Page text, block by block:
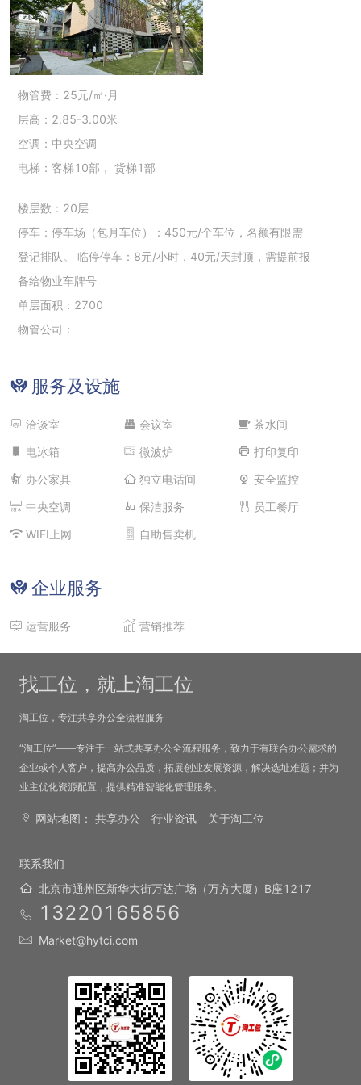
物管费：25元/㎡·月
层高：2.85-3.00米
空调：中央空调
电梯：客梯10部， 货梯1部
楼层数：20层
停车：停车场（包月车位）：450元/个车位，名额有限需
登记排队。 临停停车：8元/小时，40元/天封顶，需提前报
备给物业车牌号
单层面积：2700
物管公司：
服务及设施
洽谈室 会议室
茶水间
电冰箱
微波炉
打印复印
办公家具
独立电话间
安全监控
中央空调
保洁服务
员工餐厅
WIFI上网
自助售卖机
企业服务
运营服务 营销推荐
找工位，就上淘工位
淘工位，专注共享办公全流程服务
“淘工位”——专注于一站式共享办公全流程服务，致力于有联合办公需求的
企业或个人客户，提高办公品质，拓展创业发展资源，解决选址难题；并为
业主优化资源配置，提供精准智能化管理服务。
网站地图： 共享办公 行业资讯 关于淘工位
联系我们
北京市通州区新华大街万达广场（万方大厦）B座1217
13220165856
Market@hytci.com